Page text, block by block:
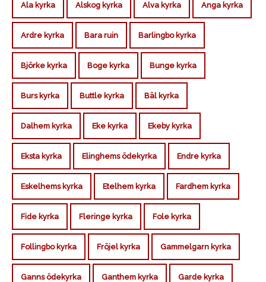
Ala kyrka Alskog kyrka Alva kyrka Anga kyrka
Ardre kyrka Bara ruin Barlingbo kyrka
Björke kyrka Boge kyrka Bunge kyrka
Burs kyrka Buttle kyrka Bäl kyrka
Dalhem kyrka Eke kyrka Ekeby kyrka
Eksta kyrka Elinghems ödekyrka Endre kyrka
Eskelhems kyrka Etelhem kyrka Fardhem kyrka
Fide kyrka Fleringe kyrka Fole kyrka
Follingbo kyrka Fröjel kyrka Gammelgarn kyrka
Ganns ödekyrka Ganthem kyrka Garde kyrka